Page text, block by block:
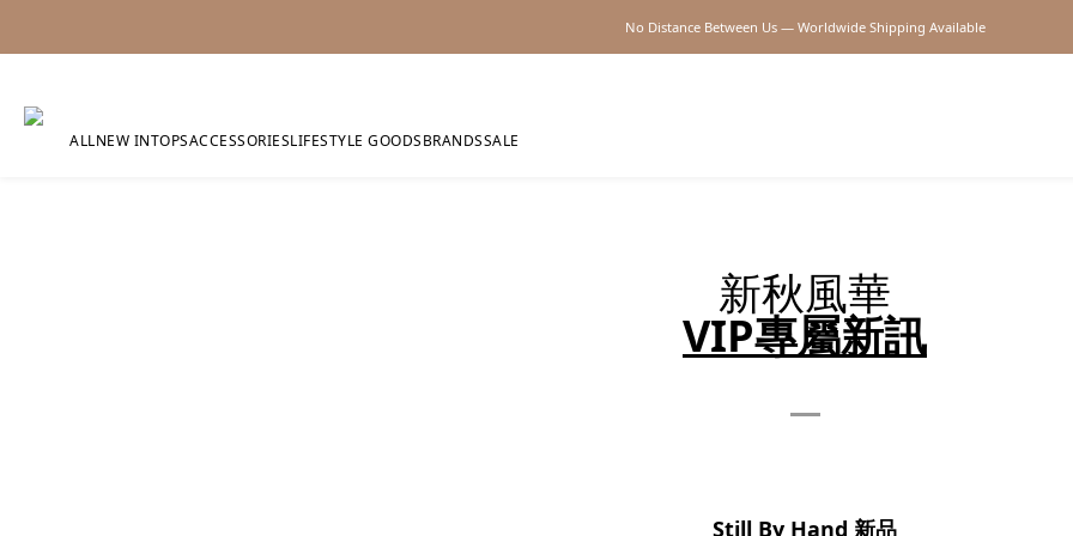
2026SS SALE
No Distance Between Us — Worldwide Shipping Available
ALLNEW INTOPSACCESSORIESLIFESTYLE GOODSBRANDSSALE
新秋風華
VIP專屬新訊
Still By Hand 新品